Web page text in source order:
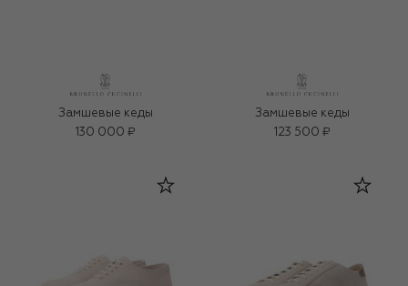
Замшевые кеды
130 000 ₽
Замшевые кеды
123 500 ₽